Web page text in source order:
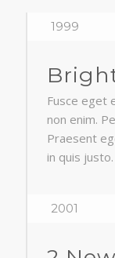
1999
Fusce eget
non enim.
Praesent
in quis justo.
2001